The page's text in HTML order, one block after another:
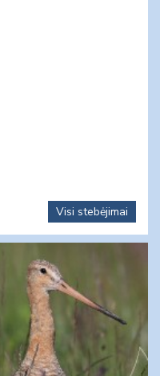
Visi stebėjimai